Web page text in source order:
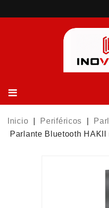
Inicio Periféricos
Parlante Bluetooth HAKII